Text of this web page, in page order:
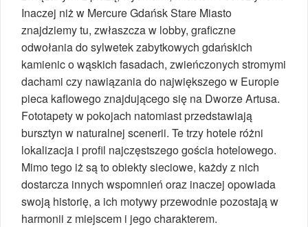
Inaczej niż w Mercure Gdańsk Stare Miasto
znajdziemy tu, zwłaszcza w lobby, graficzne
odwołania do sylwetek zabytkowych gdańskich
kamienic o wąskich fasadach, zwieńczonych stromymi
dachami czy nawiązania do największego w Europie
pieca kaflowego znajdującego się na Dworze Artusa.
Fototapety w pokojach natomiast przedstawiają
bursztyn w naturalnej scenerii. Te trzy hotele różni
lokalizacja i profil najczęstszego gościa hotelowego.
Mimo tego iż są to obiekty sieciowe, każdy z nich
dostarcza innych wspomnień oraz inaczej opowiada
swoją historię, a ich motywy przewodnie pozostają w
harmonii z miejscem i jego charakterem.